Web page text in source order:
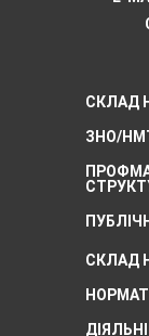
СКЛАД
СКЛАД
ЗНО/